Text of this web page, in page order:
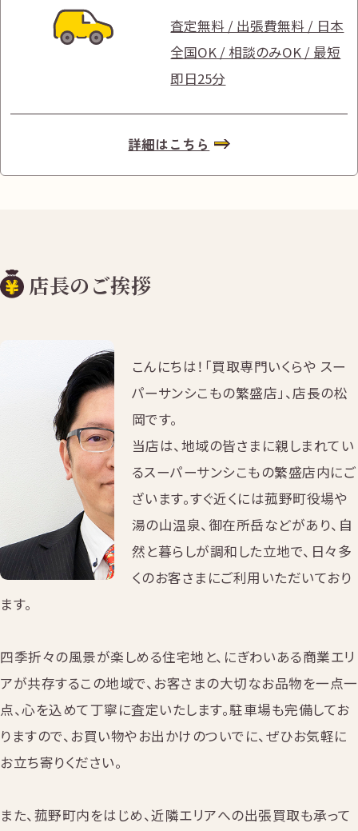
査定無料 / 出張費無料 / 日本
全国OK / 相談のみOK / 最短
即日25分
詳細はこちら
店長のご挨拶
こんにちは！「買取専門いくらや スー
パーサンシこもの繁盛店」、店長の松
岡です。
当店は、地域の皆さまに親しまれてい
るスーパーサンシこもの繁盛店内にご
ざいます。すぐ近くには菰野町役場や
湯の山温泉、御在所岳などがあり、自
然と暮らしが調和した立地で、日々多
くのお客さまにご利用いただいており
ます。
四季折々の風景が楽しめる住宅地と、にぎわいある商業エリ
アが共存するこの地域で、お客さまの大切なお品物を一点一
点、心を込めて丁寧に査定いたします。駐車場も完備してお
りますので、お買い物やお出かけのついでに、ぜひお気軽に
お立ち寄りください。
また、菰野町内をはじめ、近隣エリアへの出張買取も承って